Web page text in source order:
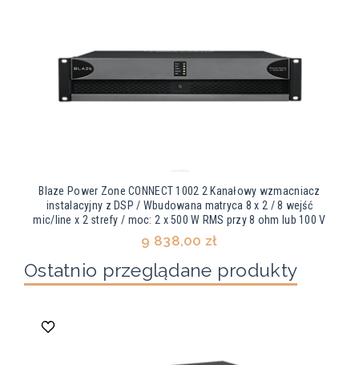
Blaze Power Zone CONNECT 1002 2 Kanałowy wzmacniacz
instalacyjny z DSP / Wbudowana matryca 8 x 2 / 8 wejść
mic/line x 2 strefy / moc: 2 x 500 W RMS przy 8 ohm lub 100 V
9 838,00 zł
Ostatnio przeglądane produkty